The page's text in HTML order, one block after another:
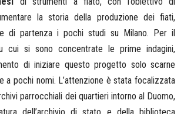
la storia della produzione dei fiati,
di partenza i pochi studi su Milano. Per il
cui si sono concentrate le prime indagini,
di iniziare questo progetto solo scarne
a pochi nomi. L’attenzione è stata focalizzata
parrocchiali dei quartieri intorno al Duomo,